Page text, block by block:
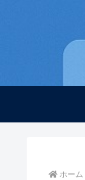
ホーム